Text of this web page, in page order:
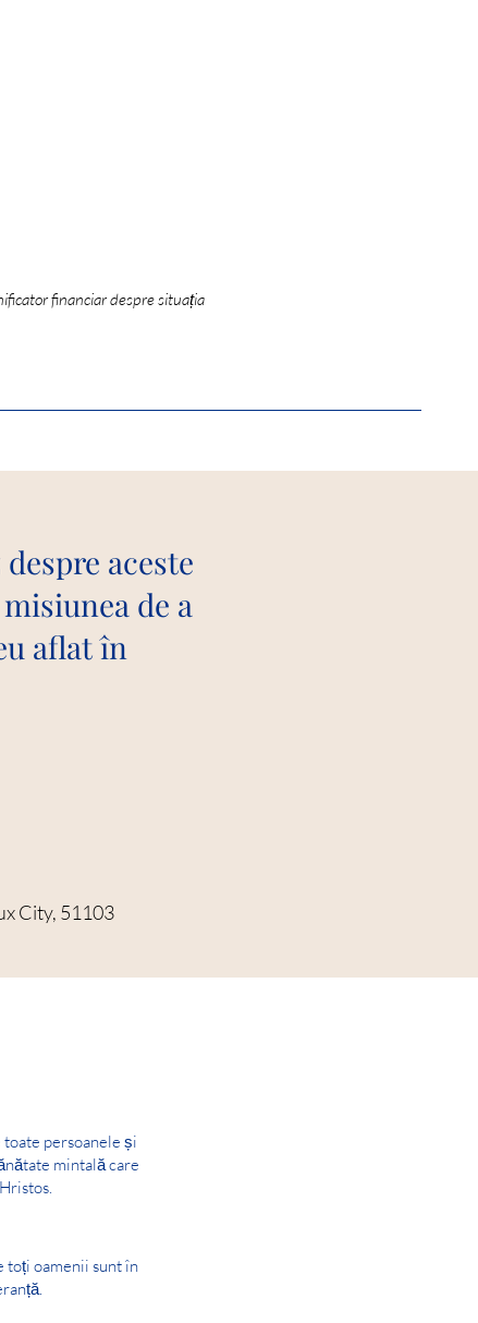
financiar despre situația
aceste
de a
aflat în
City, 51103
persoanele și
mintală care
toți oamenii sunt în